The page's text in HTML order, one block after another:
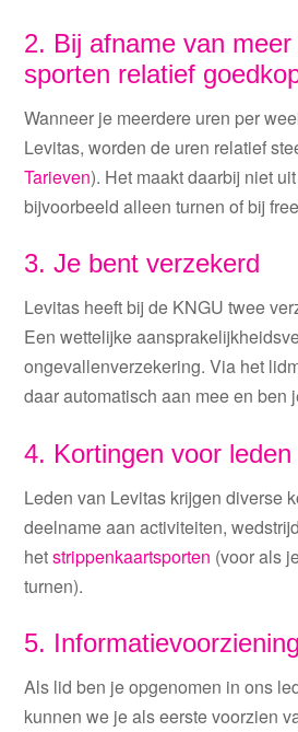
2. Bij afname van
sporten relatief
Wanneer je meerdere uren per
Levitas, worden de uren relatief
Tarieven). Het maakt daarbij niet
bijvoorbeeld alleen turnen of bij
3. Je bent verzekerd
Levitas heeft bij de KNGU twee
Een wettelijke
ongevallenverzekering. Via het
daar automatisch aan mee en ben
4. Kortingen voor leden
Leden van Levitas krijgen diverse
deelname aan activiteiten,
hetstrippenkaartsporten (voor als
turnen).
5. Informatievoorziening
Als lid ben je opgenomen in ons
kunnen we je als eerste voorzien